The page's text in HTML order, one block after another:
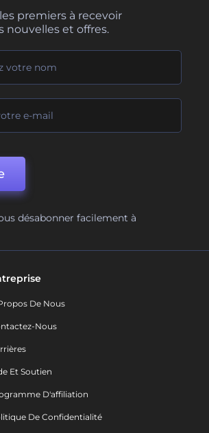
premiers à recevoir
nouvelles et offres.
désabonner facilement à
De Nous
Nous
Et Soutien
D'affiliation
De Confidentialité